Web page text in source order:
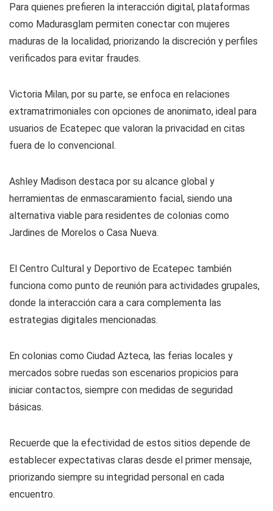
Para quienes prefieren la interacción digital, plataformas
como Madurasglam permiten conectar con mujeres
maduras de la localidad, priorizando la discreción y perfiles
verificados para evitar fraudes.
Victoria Milan, por su parte, se enfoca en relaciones
extramatrimoniales con opciones de anonimato, ideal para
usuarios de Ecatepec que valoran la privacidad en citas
fuera de lo convencional.
Ashley Madison destaca por su alcance global y
herramientas de enmascaramiento facial, siendo una
alternativa viable para residentes de colonias como
Jardines de Morelos o Casa Nueva.
El Centro Cultural y Deportivo de Ecatepec también
funciona como punto de reunión para actividades grupales,
donde la interacción cara a cara complementa las
estrategias digitales mencionadas.
En colonias como Ciudad Azteca, las ferias locales y
mercados sobre ruedas son escenarios propicios para
iniciar contactos, siempre con medidas de seguridad
básicas.
Recuerde que la efectividad de estos sitios depende de
establecer expectativas claras desde el primer mensaje,
priorizando siempre su integridad personal en cada
encuentro.